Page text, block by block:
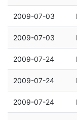
2009-07-03
2009-07-03
2009-07-24
2009-07-24
2009-07-24